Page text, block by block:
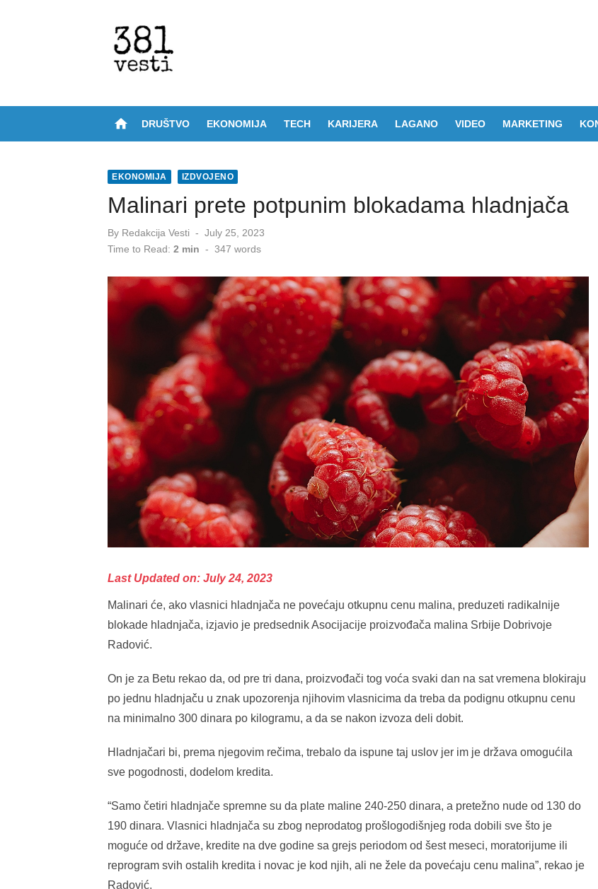
home DRUŠTVO EKONOMIJA TECH KARIJERA LAGANO VIDEO MARKETING
EKONOMIJA IZDVOJENO
Malinari prete potpunim blokadama hladnjača
By Redakcija Vesti
Posted
July 25, 2023
Time to Read: 2 min - 347 words
Last Updated on: July 24, 2023
Malinari će, ako vlasnici hladnjača ne povećaju otkupnu cenu malina, preduzeti radikalnije
blokade hladnjača, izjavio je predsednik Asocijacije proizvođača malina Srbije Dobrivoje
Radović.
On je za Betu rekao da, od pre tri dana, proizvođači tog voća svaki dan na sat vremena blokiraju
po jednu hladnjaču u znak upozorenja njihovim vlasnicima da treba da podignu otkupnu cenu
na minimalno 300 dinara po kilogramu, a da se nakon izvoza deli dobit.
Hladnjačari bi, prema njegovim rečima, trebalo da ispune taj uslov jer im je država omogućila
sve pogodnosti, dodelom kredita.
“Samo četiri hladnjače spremne su da plate maline 240-250 dinara, a pretežno nude od 130 do
190 dinara. Vlasnici hladnjača su zbog neprodatog prošlogodišnjeg roda dobili sve što je
moguće od države, kredite na dve godine sa grejs periodom od šest meseci, moratorijume ili
reprogram svih ostalih kredita i novac je kod njih, ali ne žele da povećaju cenu malina”, rekao je
Radović.